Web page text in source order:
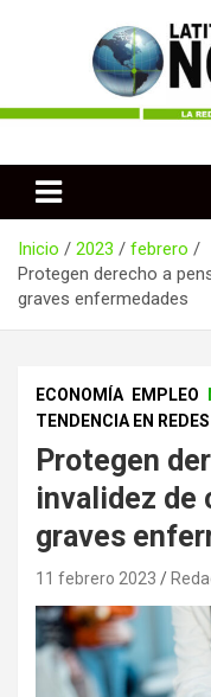
Latitud
Inicio 2023
febrero
Protegen derecho a
graves enfermedades
ECONOMÍA EMPLEO
TENDENCIA EN REDES
Protegen
invalidez de
graves
11 febrero 2023